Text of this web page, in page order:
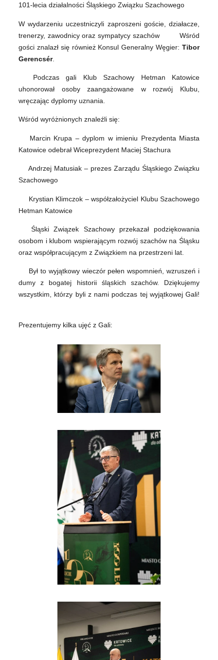
101-lecia działalności Śląskiego Związku Szachowego
W wydarzeniu uczestniczyli zaproszeni goście, działacze,
trenerzy, zawodnicy oraz sympatycy szachów
Wśród
gości znalazł się również Konsul Generalny Węgier: Tibor
Gerencsér.
Podczas gali Klub Szachowy Hetman Katowice
uhonorował osoby zaangażowane w rozwój Klubu,
wręczając dyplomy uznania.
Wśród wyróżnionych znaleźli się:
Marcin Krupa – dyplom w imieniu Prezydenta Miasta
Katowice odebrał Wiceprezydent Maciej Stachura
Andrzej Matusiak – prezes Zarządu Śląskiego Związku
Szachowego
Krystian Klimczok – współzałożyciel Klubu Szachowego
Hetman Katowice
Śląski Związek Szachowy przekazał podziękowania
osobom i klubom wspierającym rozwój szachów na Śląsku
oraz współpracującym z Związkiem na przestrzeni lat.
Był to wyjątkowy wieczór pełen wspomnień, wzruszeń i
dumy z bogatej historii śląskich szachów. Dziękujemy
wszystkim, którzy byli z nami podczas tej wyjątkowej Gali!
Prezentujemy kilka ujęć z Gali: